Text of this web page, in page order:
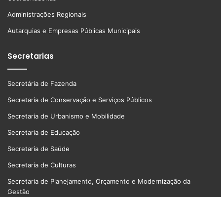
Administrações Regionais
Autarquias e Empresas Públicas Municipais
Secretarias
Secretária de Fazenda
Secretaria de Conservação e Serviços Públicos
Secretaria de Urbanismo e Mobilidade
Secretaria de Educação
Secretaria de Saúde
Secretaria de Culturas
Secretaria de Planejamento, Orçamento e Modernização da
Gestão